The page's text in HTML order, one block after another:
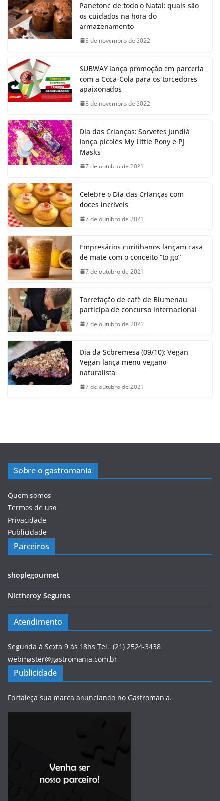
Panetone de todo o Natal: quais são
os cuidados na hora do
armazenamento
8 de novembro de 2022
SUBWAY lança promoção em parceria
com a Coca-Cola para os torcedores
apaixonados
8 de novembro de 2022
Dia das Crianças: Sorvetes Jundiá
lança picolés My Little Pony e PJ
Masks
7 de outubro de 2021
Celebre o Dia das Crianças com
doces incríveis
7 de outubro de 2021
Empresários curitibanos lançam casa
de mate com o conceito “to go”
7 de outubro de 2021
Torrefação de café de Blumenau
participa de concurso internacional
7 de outubro de 2021
Dia da Sobremesa (09/10): Vegan
Vegan lança menu vegano-
naturalista
7 de outubro de 2021
Sobre o gastromania
Quem somos
Termos de uso
Privacidade
Publicidade
Parceiros
shoplegourmet
Nictheroy Seguros
Atendimento
Segunda à Sexta 9 às 18hs Tel.: (21) 2524-3438
webmaster@gastromania.com.br
Publicidade
Fortaleça sua marca anunciando no Gastromania.